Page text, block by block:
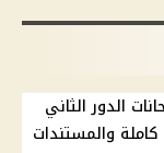
الدور الثاني
كاملة والمستندات